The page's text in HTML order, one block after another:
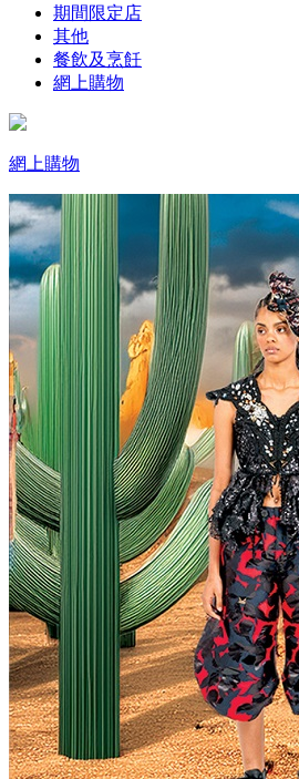
期間限定店
其他
餐飲及烹飪
網上購物
網上購物